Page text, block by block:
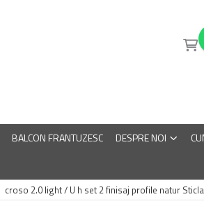
BALCON FRANTUZESC DESPRE NOI
croso 2.0 light / U h set 2 finisaj profile natur